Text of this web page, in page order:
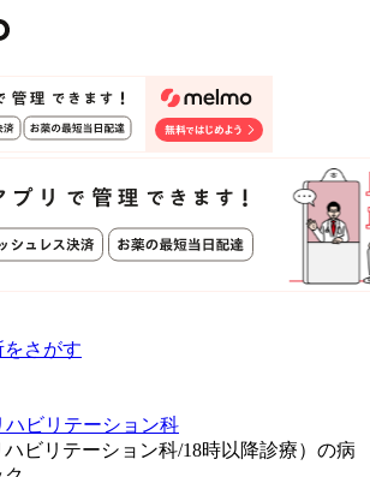
さがす
ハビリテーション科
ビリテーション科/18時以降診療）の病